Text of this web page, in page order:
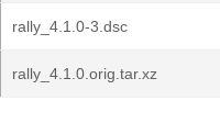
rally_4.1.0-3.dsc
rally_4.1.0.orig.tar.xz